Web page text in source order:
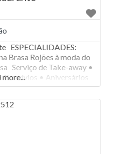
ESPECIALIDADES:
Brasa Rojões à moda do
Serviço de Take-away •
Convívios • Aniversários
more...